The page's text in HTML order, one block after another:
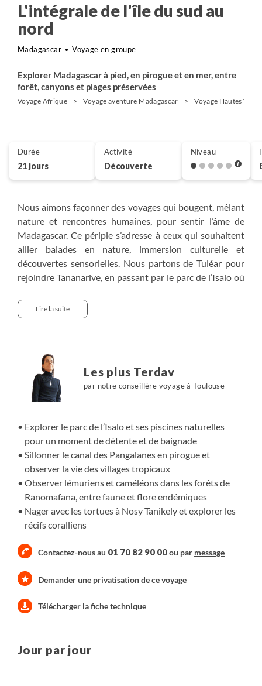
L'intégrale de l'île du sud au
nord
Madagascar Voyage en groupe
Explorer Madagascar à pied, en pirogue et en mer, entre
forêt, canyons et plages préservées
Voyage Afrique Voyage aventure Madagascar Voyage Hautes
Nous aimons façonner des voyages qui bougent, mêlant
nature et rencontres humaines, pour sentir l’âme de
Madagascar. Ce périple s’adresse à ceux qui souhaitent
allier balades en nature, immersion culturelle et
découvertes sensorielles. Nous partons de Tuléar pour
rejoindre Tananarive, en passant par le parc de l’Isalo où
des Pangalanes, nous découvrons la richesse humaine et
naturelle du centre du pays.
dévoilent une nature tropicale luxuriante, avant de
conclure sur les plages et les récifs coralliens de Nosy Be.
Une belle aventure qui fait vivre deux voyages en un.
Lire la suite
Les plus Terdav
par notre conseillère voyage à Toulouse
Explorer le parc de l’Isalo et ses piscines naturelles
pour un moment de détente et de baignade
Sillonner le canal des Pangalanes en pirogue et
observer la vie des villages tropicaux
Observer lémuriens et caméléons dans les forêts de
Ranomafana, entre faune et flore endémiques
Nager avec les tortues à Nosy Tanikely et explorer les
récifs coralliens
Contactez-nous au 01 70 82 90 00ou par message
Durée
21 jours
Activité
Découverte
Niveau
Demander une privatisation de ce voyage
Télécharger la fiche technique
Jour par jour